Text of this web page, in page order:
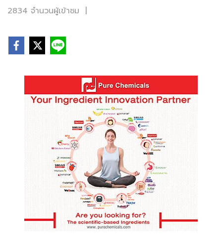
2834 จำนวนผู้เข้าชม |